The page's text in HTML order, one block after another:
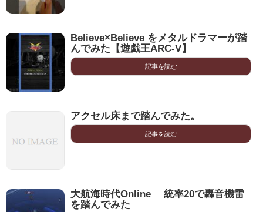
Believe×Believe をメタルドラマーが踏
んでみた【遊戯王ARC-V】
記事を読む
アクセル床まで踏んでみた。
記事を読む
大航海時代Online 統率20で轟音機雷
を踏んでみた